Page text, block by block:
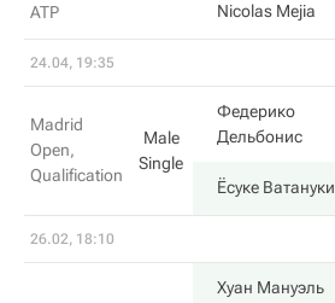
ATP
Nicolas Mejia
24.04, 19:35
Madrid
Open,
Qualification
Male
Single
Федерико
Дельбонис
Ёсуке Ватануки
26.02, 18:10
Хуан Мануэль